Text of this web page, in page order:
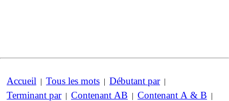
Accueil | Tous les mots | Débutant par|
Terminant par| Contenant AB | Contenant A & B |